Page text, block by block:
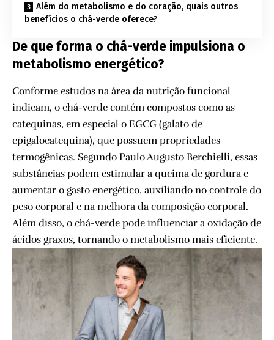
Além do metabolismo e do coração, quais outros
benefícios o chá-verde oferece?
De que forma o chá-verde impulsiona o
metabolismo energético?
Conforme estudos na área da nutrição funcional
indicam, o chá-verde contém compostos como as
catequinas, em especial o EGCG (galato de
epigalocatequina), que possuem propriedades
termogênicas. Segundo Paulo Augusto Berchielli, essas
substâncias podem estimular a queima de gordura e
aumentar o gasto energético, auxiliando no controle do
peso corporal e na melhora da composição corporal.
Além disso, o chá-verde pode influenciar a oxidação de
ácidos graxos, tornando o metabolismo mais eficiente.